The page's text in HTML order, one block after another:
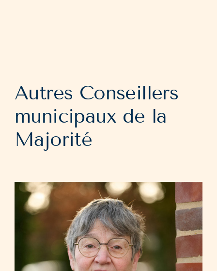
Autres Conseillers
municipaux de la
Majorité